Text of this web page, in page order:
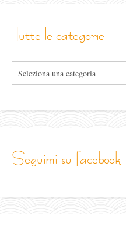
tutte le categorie
seguimi su facebook